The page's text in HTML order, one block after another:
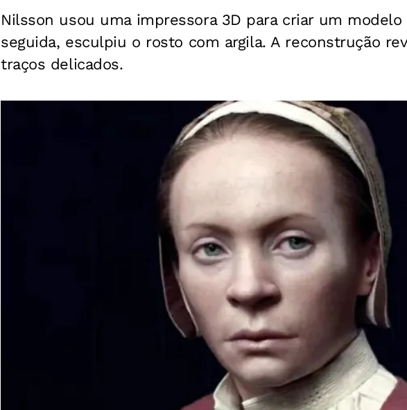
Nilsson usou uma impressora 3D para criar um
seguida, esculpiu o rosto com argila. A reconstrução
traços delicados.